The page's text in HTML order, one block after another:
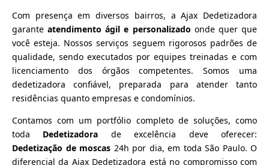
Com presença em diversos bairros, a Ajax Dedetizadora
garanteatendimento ágil e personalizado onde quer que
você esteja. Nossos serviços seguem rigorosos padrões de
qualidade, sendo executados por equipes treinadas e com
licenciamento dos órgãos competentes. Somos uma
dedetizadora confiável, preparada para atender tanto
residências quanto empresas e condomínios.
Contamos com um portfólio completo de soluções, como
toda Dedetizadora de excelência deve oferecer:
Dedetização de moscas 24h por dia, em toda São Paulo. O
diferencial da Ajax Dedetizadora está no compromisso com